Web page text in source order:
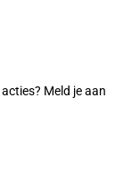
Meld je aan